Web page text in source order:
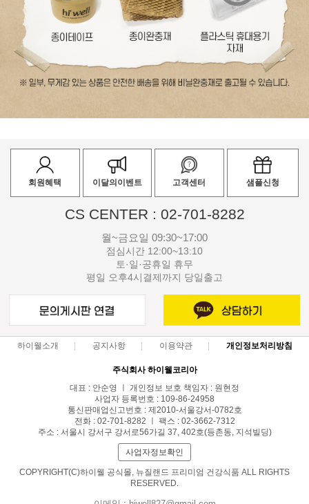
회원혜택 이달의이벤트 고객센터 샘플신청
CS CENTER : 02-701-8282
월~금요일 09:30~17:00
점심시간 12:00~13:10
토·일·공휴일 휴무
평일 오후4시결제까지 당일출고
하이웰소개 공지사항 이용약관 개인정보처리방침
주식회사 하이웰코리아
대표 : 안순영 ㅣ 개인정보 보호 책임자 : 원현정
사업자 등록번호 : 109-86-24958
통신판매업신고번호 : 제2010-서울강서-0782호
전화 : 02-701-8282 ㅣ 팩스 : 02-3662-7312
주소 : 서울시 강서구 강서로56가길 37, 402호(등촌동, 지석빌딩)
사업자정보확인
COPYRIGHT(C)하이웰 공식몰, 뉴질랜드 프리미엄 건강식품 ALL RIGHTS
RESERVED.